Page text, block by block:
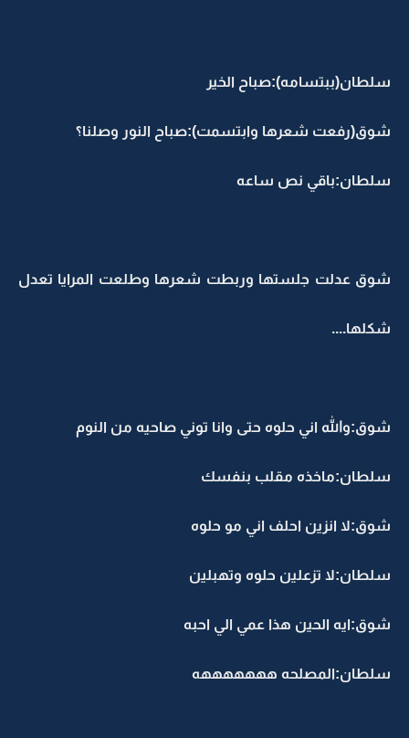
سلطان(ببتسامه):صباح الخير
شوق(رفعت شعرها وابتسمت):صباح النور وصلنا؟
سلطان:باقي نص ساعه
شوق عدلت جلستها وربطت شعرها وطلعت المرايا تعدل
شكلها....
شوق:والله اني حلوه حتى وانا توني صاحيه من النوم
سلطان:ماخذه مقلب بنفسك
شوق:لا انزين احلف اني مو حلوه
سلطان:لا تزعلين حلوه وتهبلين
شوق:ايه الحين هذا عمي الي احبه
سلطان:المصلحه هههههههه